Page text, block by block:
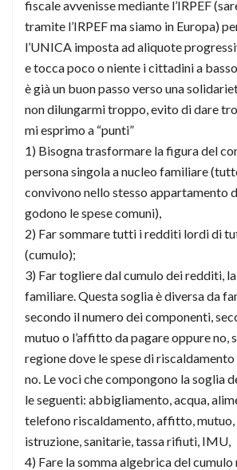
fiscale avvenisse mediante l’IRPEF
tramite l’IRPEF ma siamo in Europa)
l’UNICA imposta ad aliquote
e tocca poco o niente i cittadini a
è già un buon passo verso una
non dilungarmi troppo, evito di dare
mi esprimo a “punti”
1) Bisogna trasformare la figura del
persona singola a nucleo familiare
convivono nello stesso appartamento
godono le spese comuni),
2) Far sommare tutti i redditi lordi di
(cumulo);
3) Far togliere dal cumulo dei redditi,
familiare. Questa soglia è diversa da
secondo il numero dei componenti,
mutuo o l’affitto da pagare oppure no,
regione dove le spese di
no. Le voci che compongono la soglia
le seguenti: abbigliamento, acqua,
telefono riscaldamento, affitto, mutuo,
istruzione, sanitarie, tassa rifiuti, IMU,
4) Fare la somma algebrica del cumulo